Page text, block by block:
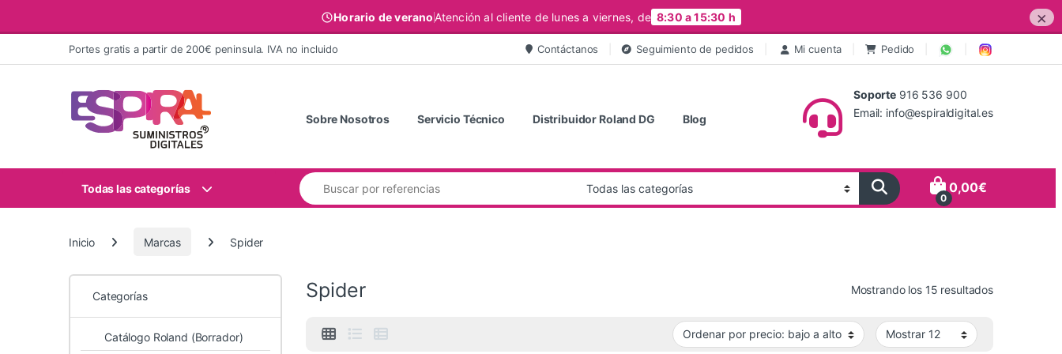
Horario de veranoAtención al cliente de lunes a viernes, de 8:30 a 15:30 h ×
Ir al contenidoPortes gratis a partir de 200€ peninsula. IVA no incluido Contáctanos Seguimiento de pedidos Mi cuenta Pedido
Sobre Nosotros Servicio Técnico Distribuidor Roland DG Blog
Soporte 916 536 900
Email: info@espiraldigital.es
Todas las categorías
Buscar:
0
0,00€
Inicio Marcas Spider
Spider Mostrando los 15 resultadosOrdenado
Categorías
Catálogo Roland (Borrador)